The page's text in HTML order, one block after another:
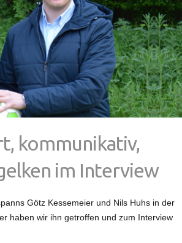
kommunikativ,
im Interview
Götz Kessemeier und Nils Huhs in der
haben wir ihn getroffen und zum Interview